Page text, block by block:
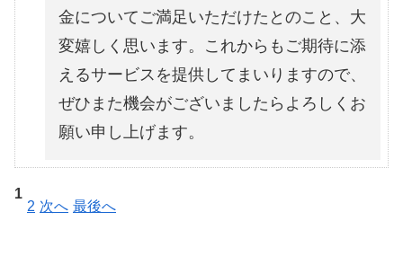
金についてご満足いただけたとのこと、大
変嬉しく思います。これからもご期待に添
えるサービスを提供してまいりますので、
ぜひまた機会がございましたらよろしくお
願い申し上げます。
1
2 次へ 最後へ